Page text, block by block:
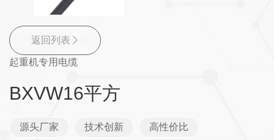
返回列表
起重机专用电缆
BXVW16平方
源头厂家 技术创新 高性价比